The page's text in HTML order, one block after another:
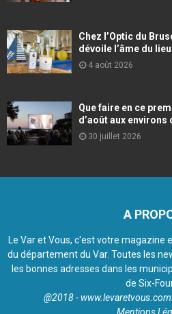
Chez l’Optic du
dévoile l’âme du lieu
4 août 2026
Que faire en ce
d’août aux environs
30 juillet 2026
A
Le Var et Vous, c'est votre magazine
du département du Var. Toutes les
les bonnes adresses dans les
de Six-
@2018 -
Mentions